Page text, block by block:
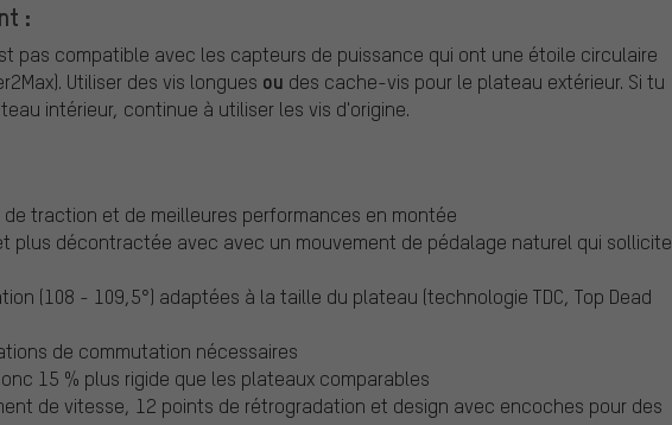
:
pas compatible avec les capteurs de puissance qui ont une étoile circulaire
Utiliser des vis longues ou des cache-vis pour le plateau extérieur. Si tu
intérieur, continue à utiliser les vis d'origine.
traction et de meilleures performances en montée
plus décontractée avec avec un mouvement de pédalage naturel qui sollicite
(108 - 109,5°) adaptées à la taille du plateau (technologie TDC, Top Dead
de commutation nécessaires
15 % plus rigide que les plateaux comparables
de vitesse, 12 points de rétrogradation et design avec encoches pour des